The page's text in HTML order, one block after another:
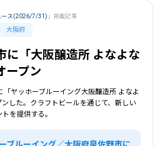
大阪府
ース(2026/7/31) 」掲載記事
に「大阪醸造所 よなよな
ープン
ヤッホーブルーイング大阪醸造所 よなよ
した。クラフトビールを通じて、新しい
を提供する。